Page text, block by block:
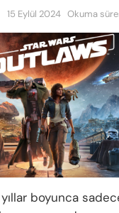
15 Eylül 2024 Okuma
boyunca